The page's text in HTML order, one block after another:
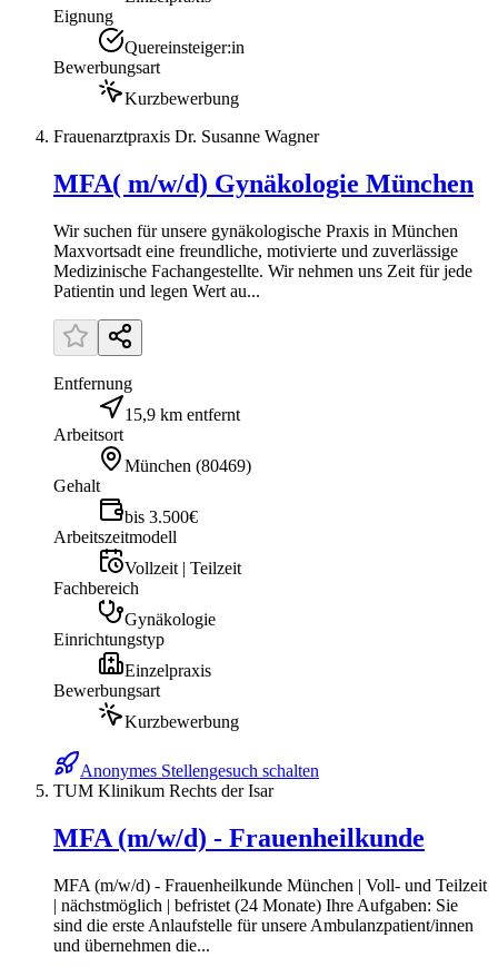
Eignung
Quereinsteiger:in
Bewerbungsart
Kurzbewerbung
Frauenarztpraxis Dr. Susanne Wagner
MFA( m/w/d) Gynäkologie München
Wir suchen für unsere gynäkologische Praxis in München
Maxvortsadt eine freundliche, motivierte und zuverlässige
Medizinische Fachangestellte. Wir nehmen uns Zeit für jede
Patientin und legen Wert au...
Entfernung
15,9 km entfernt
Arbeitsort
München (80469)
Gehalt
bis 3.500€
Arbeitszeitmodell
Vollzeit | Teilzeit
Fachbereich
Gynäkologie
Einrichtungstyp
Einzelpraxis
Bewerbungsart
Kurzbewerbung
Anonymes Stellengesuch schalten
TUM Klinikum Rechts der Isar
MFA (m/w/d) - Frauenheilkunde
MFA (m/w/d) - Frauenheilkunde München | Voll- und Teilzeit
| nächstmöglich | befristet (24 Monate) Ihre Aufgaben: Sie
sind die erste Anlaufstelle für unsere Ambulanzpatient/innen
und übernehmen die...